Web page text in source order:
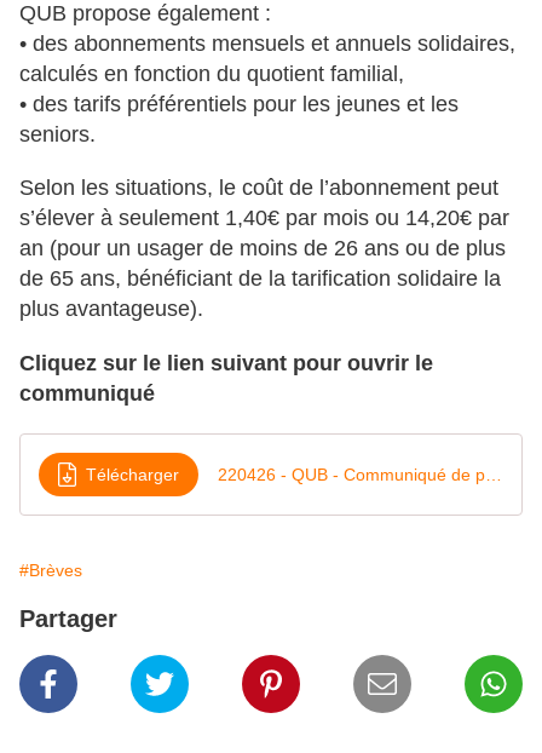
QUB propose également :
• des abonnements mensuels et annuels solidaires,
calculés en fonction du quotient familial,
• des tarifs préférentiels pour les jeunes et les
seniors.
Selon les situations, le coût de l’abonnement peut
s’élever à seulement 1,40€ par mois ou 14,20€ par
an (pour un usager de moins de 26 ans ou de plus
de 65 ans, bénéficiant de la tarification solidaire la
plus avantageuse).
Cliquez sur le lien suivant pour ouvrir le
communiqué
Télécharger
#Brèves
Partager